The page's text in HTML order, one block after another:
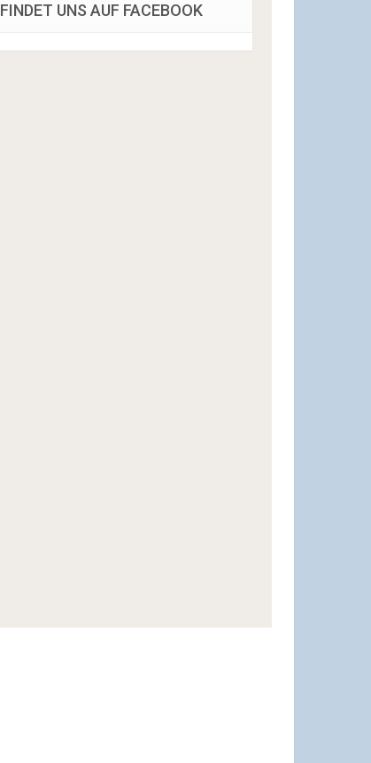
FINDET UNS AUF FACEBOOK